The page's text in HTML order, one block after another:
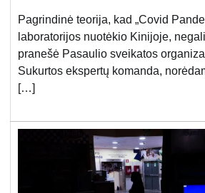
Pagrindinė teorija, kad „Covid
laboratorijos nuotėkio Kinijoje,
pranešė Pasaulio sveikatos
Sukurtos ekspertų komanda,
[…]